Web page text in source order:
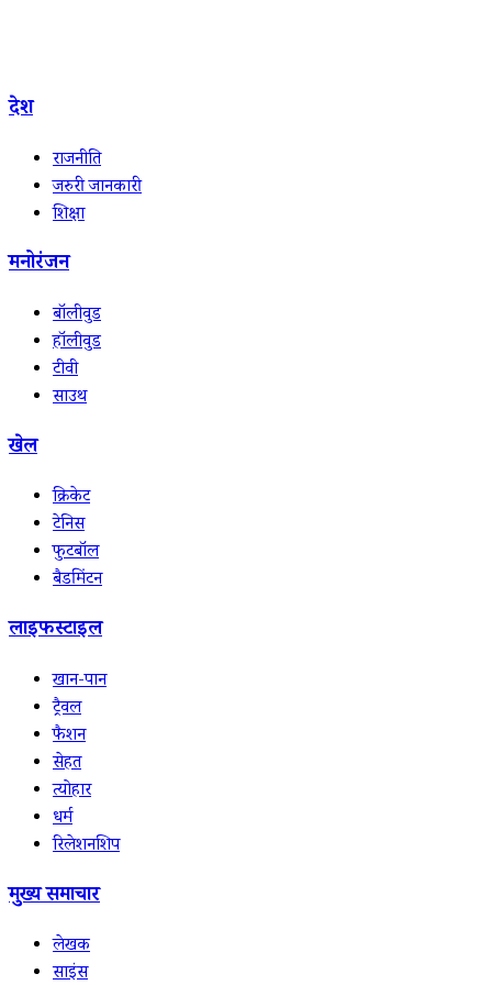
देश
राजनीति
जरुरी जानकारी
शिक्षा
मनोरंजन
बॉलीवुड
हॉलीवुड
टीवी
साउथ
खेल
क्रिकेट
टेनिस
फुटबॉल
बैडमिंटन
लाइफस्टाइल
खान-पान
ट्रैवल
फैशन
सेहत
त्योहार
धर्म
रिलेशनशिप
मुख्य समाचार
लेखक
साइंस